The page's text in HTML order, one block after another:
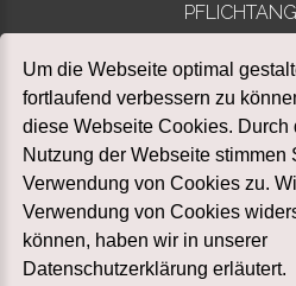
Um die Webseite optimal
fortlaufend verbessern zu
diese Webseite Cookies. Durch
Nutzung der Webseite stimmen
Verwendung von Cookies zu.
Verwendung von Cookies
können, haben wir in unserer
Datenschutzerklärung erläutert.